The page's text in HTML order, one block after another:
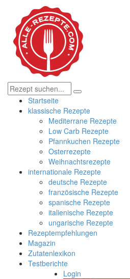
Startseite
klassische Rezepte
Mediterrane Rezepte
Low Carb Rezepte
Pfannkuchen Rezepte
Osterrezepte
Weihnachtsrezepte
internationale Rezepte
deutsche Rezepte
französische Rezepte
spanische Rezepte
italienische Rezepte
ungarische Rezepte
Rezeptempfehlungen
Magazin
Zutatenlexikon
Testberichte
Login